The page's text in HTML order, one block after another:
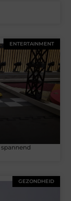
ENTERTAINMENT
GEZONDHEID